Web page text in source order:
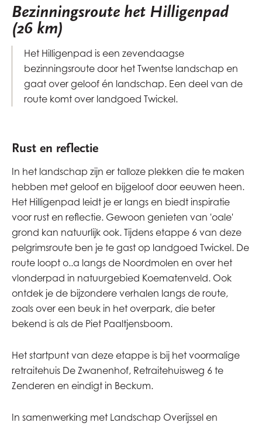
Bezinningsroute het Hilligenpad
(26 km)
Het Hilligenpad is een zevendaagse
bezinningsroute door het Twentse landschap en
gaat over geloof én landschap. Een deel van de
route komt over landgoed Twickel.
Rust en reflectie
In het landschap zijn er talloze plekken die te maken
hebben met geloof en bijgeloof door eeuwen heen.
Het Hilligenpad leidt je er langs en biedt inspiratie
voor rust en reflectie. Gewoon genieten van 'oale'
grond kan natuurlijk ook. Tijdens etappe 6 van deze
pelgrimsroute ben je te gast op landgoed Twickel. De
route loopt o..a langs de Noordmolen en over het
vlonderpad in natuurgebied Koematenveld. Ook
ontdek je de bijzondere verhalen langs de route,
zoals over een beuk in het overpark, die beter
bekend is als de Piet Paaltjensboom.
Het startpunt van deze etappe is bij het voormalige
retraitehuis De Zwanenhof, Retraitehuisweg 6 te
Zenderen en eindigt in Beckum.
In samenwerking met Landschap Overijssel en